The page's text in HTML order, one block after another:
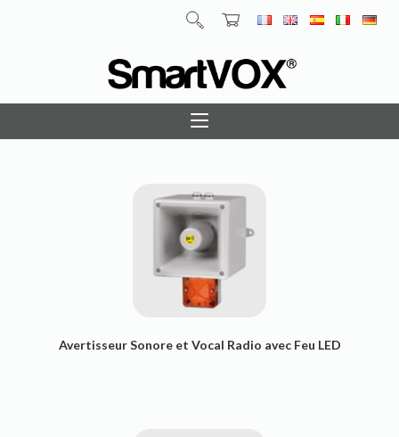
Avertisseur Sonore et Vocal Radio avec Feu LED